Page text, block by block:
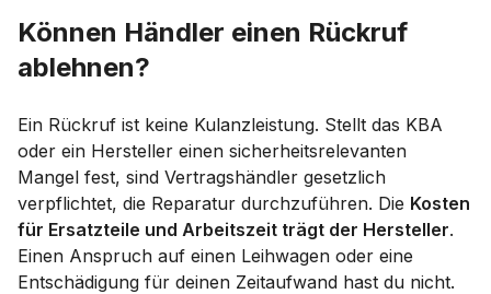
Können Händler einen Rückruf
ablehnen?
Ein Rückruf ist keine Kulanzleistung. Stellt das KBA
oder ein Hersteller einen sicherheitsrelevanten
Mangel fest, sind Vertragshändler gesetzlich
verpflichtet, die Reparatur durchzuführen. Die Kosten
für Ersatzteile und Arbeitszeit trägt der Hersteller.
Einen Anspruch auf einen Leihwagen oder eine
Entschädigung für deinen Zeitaufwand hast du nicht.